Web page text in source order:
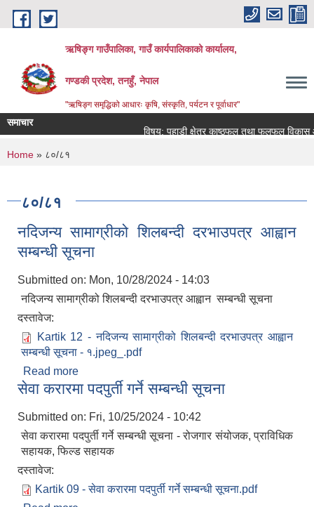
Skip to main content
ऋषिङ्ग गाउँपालिका, गाउँ कार्यपालिकाको कार्यालय,
गण्डकी प्रदेश, तनहुँ, नेपाल
"ऋषिङ्ग समृद्धिको आधारः कृषि, संस्कृति, पर्यटन र पूर्वाधार"
समाचार
विषय: पहाडी क्षेत्र काष्ठफल तथा फलफूल विकास
You are here
Home » ८०/८१
८०/८१
नदिजन्य सामाग्रीको शिलबन्दी दरभाउपत्र आह्वान
सम्बन्धी सूचना
Submitted on: Mon, 10/28/2024 - 14:03
नदिजन्य सामाग्रीको शिलबन्दी दरभाउपत्र आह्वान सम्बन्धी सूचना
दस्तावेज:
Kartik 12 - नदिजन्य सामाग्रीको शिलबन्दी दरभाउपत्र आह्वान
सम्बन्धी सूचना - १.jpeg_.pdf
Read more
सम्बन्धी सूचना
सेवा करारमा पदपुर्ती गर्ने सम्बन्धी सूचना
Submitted on: Fri, 10/25/2024 - 10:42
सेवा करारमा पदपुर्ती गर्ने सम्बन्धी सूचना - रोजगार संयोजक, प्राविधिक
सहायक, फिल्ड सहायक
दस्तावेज:
Kartik 09 - सेवा करारमा पदपुर्ती गर्ने सम्बन्धी सूचना.pdf